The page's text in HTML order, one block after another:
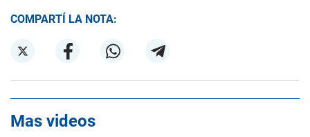
COMPARTÍ LA NOTA:
Mas videos